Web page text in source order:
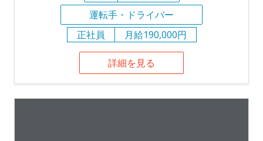
運転手・ドライバー
正社員
月給190,000円
詳細を見る